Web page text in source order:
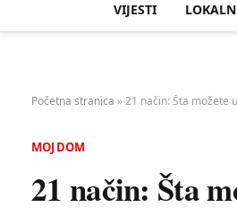
VIJESTI
Početna stranica »21 način: Šta možete
MOJ DOM
21 način: Šta